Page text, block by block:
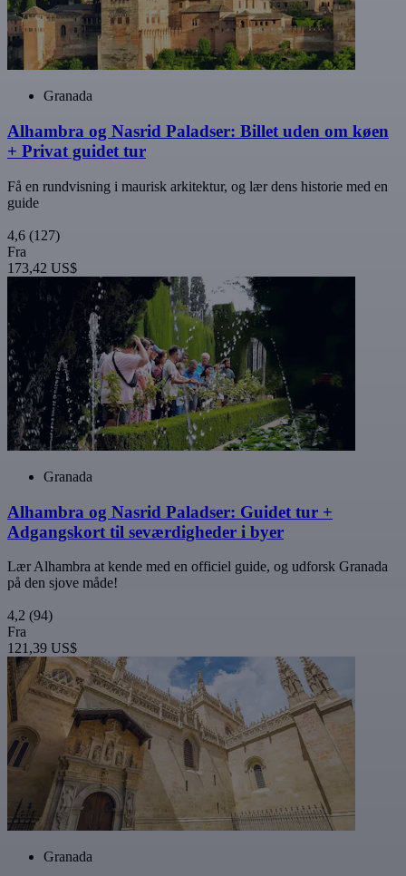
Granada
Alhambra og Nasrid Paladser: Billet uden om køen
+ Privat guidet tur
Få en rundvisning i maurisk arkitektur, og lær dens historie med en
guide
4,6 (127)
Fra
173,42 US$
Granada
Alhambra og Nasrid Paladser: Guidet tur +
Adgangskort til seværdigheder i byer
Lær Alhambra at kende med en officiel guide, og udforsk Granada
på den sjove måde!
4,2 (94)
Fra
121,39 US$
Granada